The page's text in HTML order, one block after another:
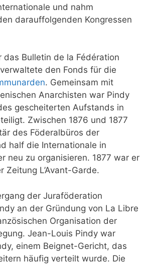
und nahm
darauffolgenden Kongressen
das Bulletin de la Fédération
den Fonds für die
. Gemeinsam mit
Anarchisten war Pindy
gescheiterten Aufstands in
Zwischen 1876 und 1877
des Föderalbüros der
half die Internationale in
neu zu organisieren. 1877 war er
Zeitung L’Avant-Garde.
der Juraföderation
an der Gründung von La Libre
Organisation der
Jean-Louis Pindy war
einem Beignet-Gericht, das
häufig verteilt wurde. Die